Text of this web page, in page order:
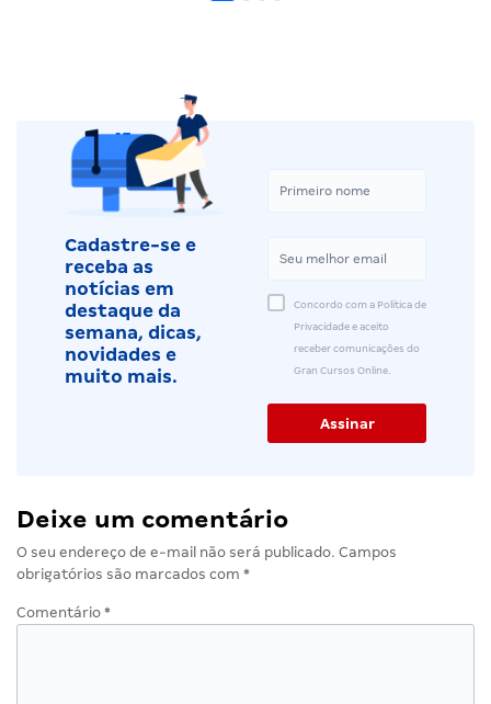
Cadastre-se e
receba as
notícias em
destaque da
semana, dicas,
novidades e
muito mais.
Concordo com a Política de
Privacidade e aceito
receber comunicações do
Gran Cursos Online.
Deixe um comentário
O seu endereço de e-mail não será publicado. Campos
obrigatórios são marcados com *
Comentário *